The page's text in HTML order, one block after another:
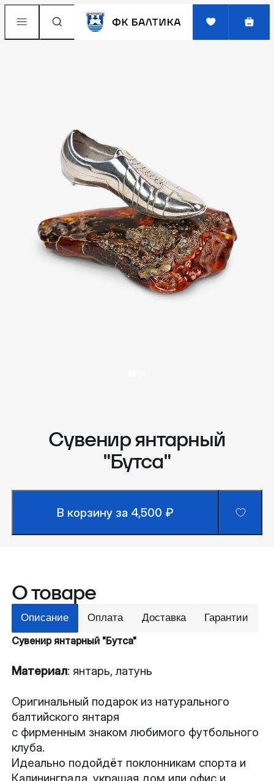
Сувенир янтарный
"Бутса"
В корзину за 4,500 ₽
О товаре
Описание Оплата Доставка Гарантии
Сувенир янтарный "Бутса"
Материал: янтарь, латунь
Оригинальный подарок из натурального
балтийского янтаря
с фирменным знаком любимого футбольного
клуба.
Идеально подойдёт поклонникам спорта и
Калининграда, украшая дом или офис и